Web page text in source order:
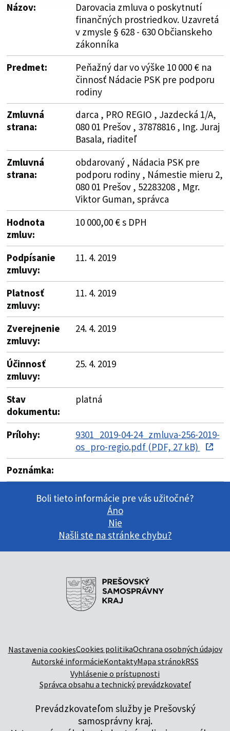
Názov:
Darovacia zmluva o poskytnutí
finančných prostriedkov. Uzavretá
v zmysle § 628 - 630 Občianskeho
zákonníka
Predmet:
Peňažný dar vo výške 10 000 € na
činnosť Nádacie PSK pre podporu
rodiny
Zmluvná
strana:
darca , PRO REGIO , Jazdecká 1/A,
080 01 Prešov , 37878816 , Ing. Juraj
Basala, riaditeľ
Zmluvná
strana:
obdarovaný , Nádacia PSK pre
podporu rodiny , Námestie mieru 2,
080 01 Prešov , 52283208 , Mgr.
Viktor Guman, správca
Hodnota
zmluv:
10 000,00 € s DPH
Podpísanie
zmluvy:
11. 4. 2019
Platnosť
zmluvy:
11. 4. 2019
Zverejnenie
zmluvy:
24. 4. 2019
Účinnosť
zmluvy:
25. 4. 2019
Stav
dokumentu:
platná
Prílohy:
9301_2019-04-24_zmluva-256-2019-
os_pro-regio.pdf (PDF, 27 kB)
Poznámka:
Boli tieto informácie pre vás užitočné?
Áno
Nie
Našli ste na stránke chybu?
Nastavenia cookiesCookies politikaOchrana osobných údajov
Autorské informácieKontaktyMapa stránokRSS
Vyhlásenie o prístupnosti
Správca obsahu a technický prevádzkovateľ
Prevádzkovateľom služby je Prešovský
samosprávny kraj.